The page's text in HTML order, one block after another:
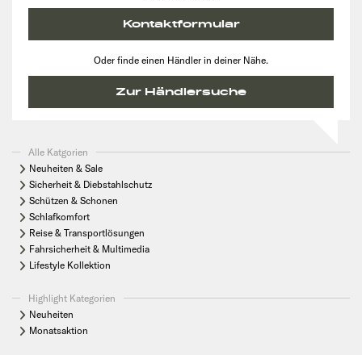
Kontaktformular
Oder finde einen Händler in deiner Nähe.
Zur Händlersuche
Alle Katgorien
Neuheiten & Sale
Sicherheit & Diebstahlschutz
Schützen & Schonen
Schlafkomfort
Reise & Transportlösungen
Fahrsicherheit & Multimedia
Lifestyle Kollektion
Highlight Kategorien
Neuheiten
Monatsaktion